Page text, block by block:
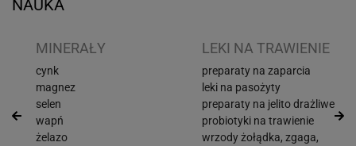
NAUKA
MINERAŁY
cynk
magnez
selen
wapń
żelazo
LEKI NA TRAWIENIE
preparaty na zaparcia
leki na pasożyty
preparaty na jelito drażliwe
probiotyki na trawienie
wrzody żołądka, zgaga,